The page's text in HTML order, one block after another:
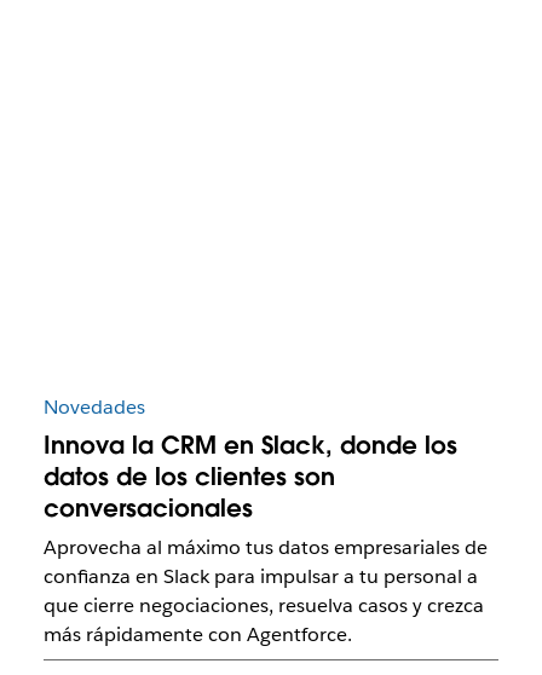
Novedades
Innova la CRM en Slack, donde los
datos de los clientes son
conversacionales
Aprovecha al máximo tus datos empresariales de
confianza en Slack para impulsar a tu personal a
que cierre negociaciones, resuelva casos y crezca
más rápidamente con Agentforce.